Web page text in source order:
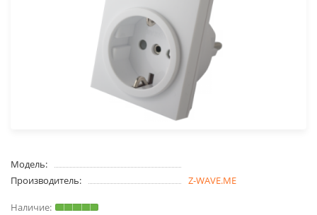
Модель:
Производитель:
Z-WAVE.ME